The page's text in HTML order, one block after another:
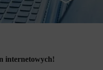
internetowych!